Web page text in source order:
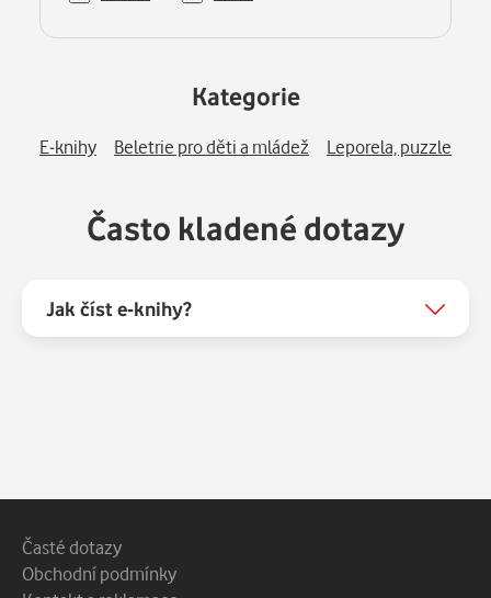
Kategorie
E-knihy Beletrie pro děti a mládež Leporela, puzzle
Často kladené dotazy
Jak číst e-knihy?
Patička webu
Vedlejší navigace
Časté dotazy
Obchodní podmínky